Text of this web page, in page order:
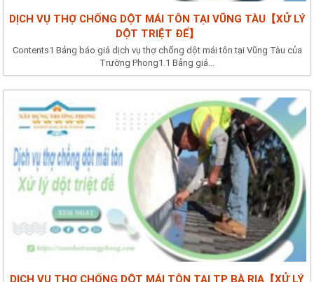
DỊCH VỤ THỢ CHỐNG DỘT MÁI TÔN TẠI VŨNG TÀU【XỬ LÝ
DỘT TRIỆT ĐỂ】
Contents1 Bảng báo giá dịch vụ thợ chống dột mái tôn tại Vũng Tàu của
Trường Phong1.1 Bảng giá...
DỊCH VỤ THỢ CHỐNG DỘT MÁI TÔN TẠI TP BÀ RỊA【XỬ LÝ